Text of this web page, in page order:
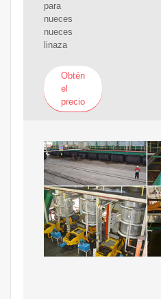
para
nueces
nueces
linaza
Obtén
el
precio